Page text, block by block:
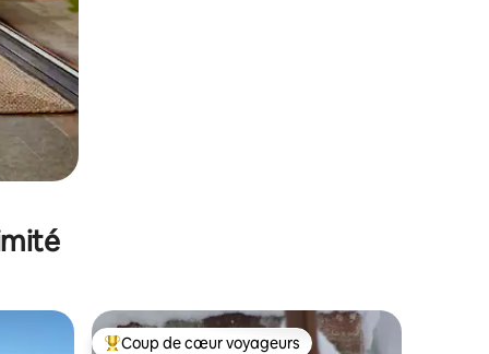
Coup de cœur voyageurs